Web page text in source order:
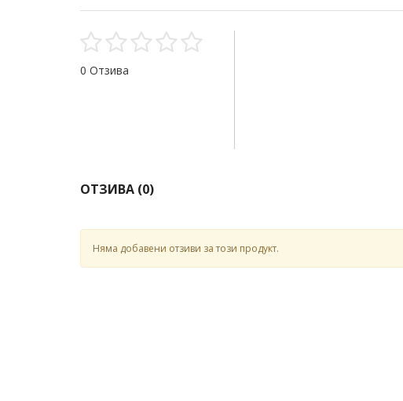
0 Отзива
ОТЗИВА (0)
Няма добавени отзиви за този продукт.